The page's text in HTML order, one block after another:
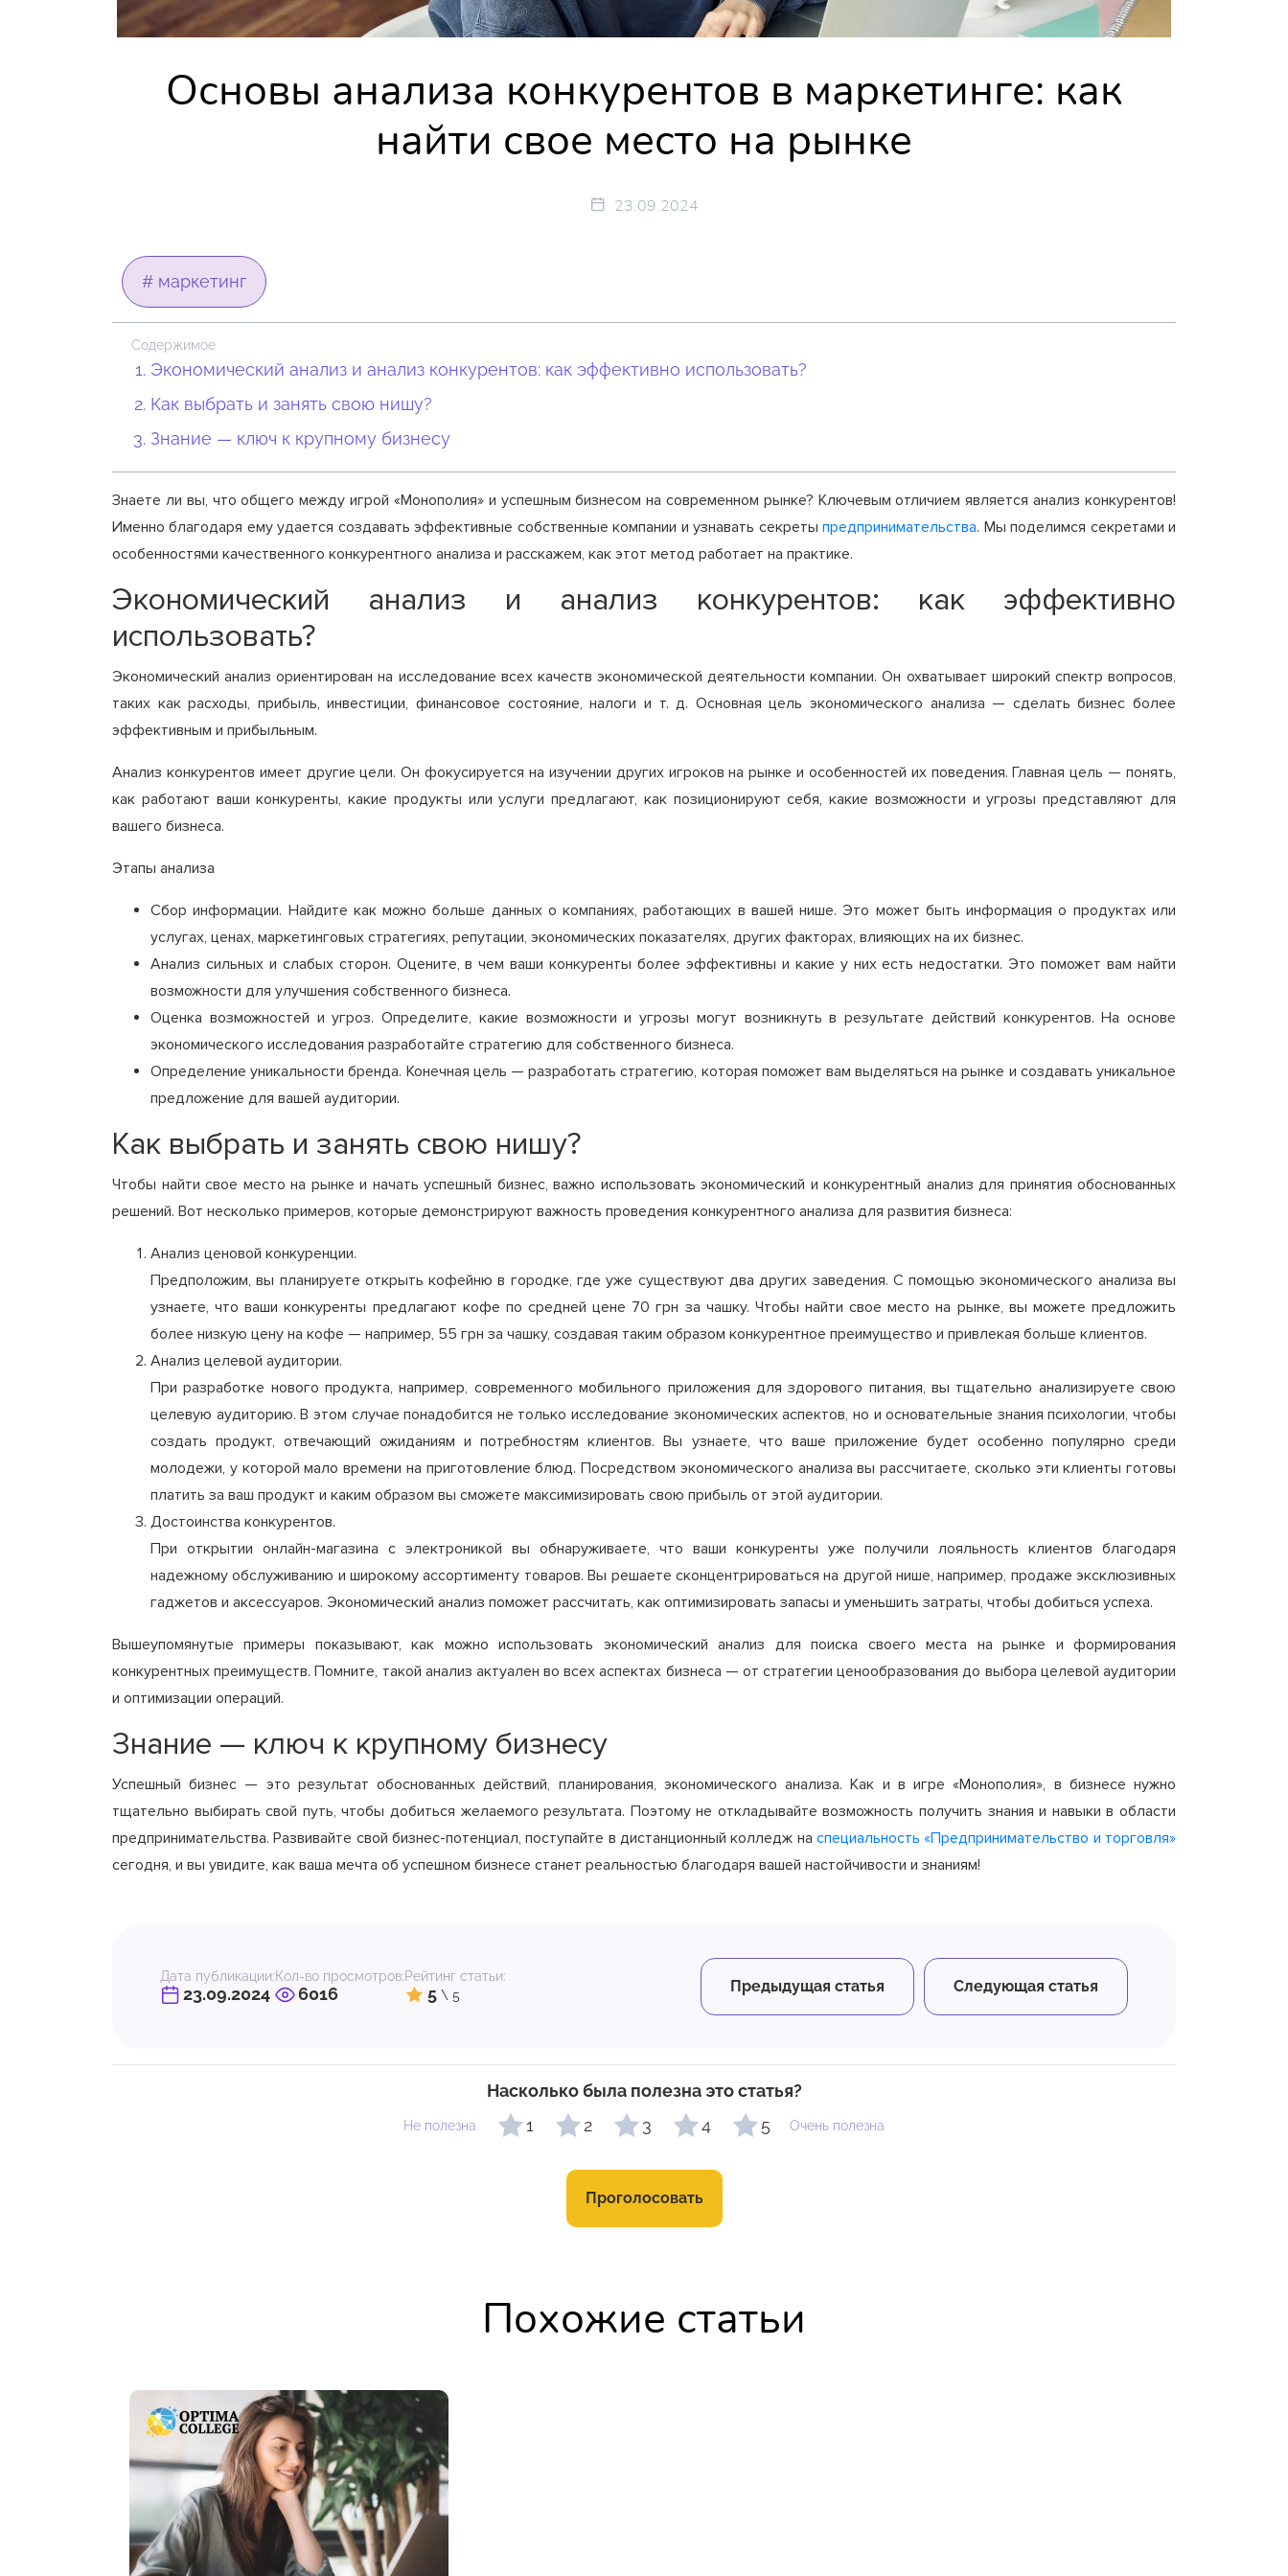
Основы анализа конкурентов в маркетинге: как
найти свое место на рынке
23.09.2024
# маркетинг
Содержимое
Экономический анализ и анализ конкурентов: как эффективно использовать?
Как выбрать и занять свою нишу?
Знание — ключ к крупному бизнесу
Знаете ли вы, что общего между игрой «Монополия» и успешным бизнесом на современном рынке? Ключевым отличием является анализ конкурентов!
Именно благодаря ему удается создавать эффективные собственные компании и узнавать секретыпредпринимательства. Мы поделимся секретами и
особенностями качественного конкурентного анализа и расскажем, как этот метод работает на практике.
Экономический анализ и анализ конкурентов: как эффективно
использовать?
Экономический анализ ориентирован на исследование всех качеств экономической деятельности компании. Он охватывает широкий спектр вопросов,
таких как расходы, прибыль, инвестиции, финансовое состояние, налоги и т. д. Основная цель экономического анализа — сделать бизнес более
эффективным и прибыльным.
Анализ конкурентов имеет другие цели. Он фокусируется на изучении других игроков на рынке и особенностей их поведения. Главная цель — понять,
как работают ваши конкуренты, какие продукты или услуги предлагают, как позиционируют себя, какие возможности и угрозы представляют для
вашего бизнеса.
Этапы анализа
Сбор информации. Найдите как можно больше данных о компаниях, работающих в вашей нише. Это может быть информация о продуктах или
услугах, ценах, маркетинговых стратегиях, репутации, экономических показателях, других факторах, влияющих на их бизнес.
Анализ сильных и слабых сторон. Оцените, в чем ваши конкуренты более эффективны и какие у них есть недостатки. Это поможет вам найти
возможности для улучшения собственного бизнеса.
Оценка возможностей и угроз. Определите, какие возможности и угрозы могут возникнуть в результате действий конкурентов. На основе
экономического исследования разработайте стратегию для собственного бизнеса.
Определение уникальности бренда. Конечная цель — разработать стратегию, которая поможет вам выделяться на рынке и создавать уникальное
предложение для вашей аудитории.
Как выбрать и занять свою нишу?
Чтобы найти свое место на рынке и начать успешный бизнес, важно использовать экономический и конкурентный анализ для принятия обоснованных
решений. Вот несколько примеров, которые демонстрируют важность проведения конкурентного анализа для развития бизнеса:
Анализ ценовой конкуренции.
Предположим, вы планируете открыть кофейню в городке, где уже существуют два других заведения. С помощью экономического анализа вы
узнаете, что ваши конкуренты предлагают кофе по средней цене 70 грн за чашку. Чтобы найти свое место на рынке, вы можете предложить
более низкую цену на кофе — например, 55 грн за чашку, создавая таким образом конкурентное преимущество и привлекая больше клиентов.
Анализ целевой аудитории.
При разработке нового продукта, например, современного мобильного приложения для здорового питания, вы тщательно анализируете свою
целевую аудиторию. В этом случае понадобится не только исследование экономических аспектов, но и основательные знания психологии, чтобы
создать продукт, отвечающий ожиданиям и потребностям клиентов. Вы узнаете, что ваше приложение будет особенно популярно среди
молодежи, у которой мало времени на приготовление блюд. Посредством экономического анализа вы рассчитаете, сколько эти клиенты готовы
платить за ваш продукт и каким образом вы сможете максимизировать свою прибыль от этой аудитории.
Достоинства конкурентов.
При открытии онлайн-магазина с электроникой вы обнаруживаете, что ваши конкуренты уже получили лояльность клиентов благодаря
надежному обслуживанию и широкому ассортименту товаров. Вы решаете сконцентрироваться на другой нише, например, продаже эксклюзивных
гаджетов и аксессуаров. Экономический анализ поможет рассчитать, как оптимизировать запасы и уменьшить затраты, чтобы добиться успеха.
Вышеупомянутые примеры показывают, как можно использовать экономический анализ для поиска своего места на рынке и формирования
конкурентных преимуществ. Помните, такой анализ актуален во всех аспектах бизнеса — от стратегии ценообразования до выбора целевой аудитории
и оптимизации операций.
Знание — ключ к крупному бизнесу
Успешный бизнес — это результат обоснованных действий, планирования, экономического анализа. Как и в игре «Монополия», в бизнесе нужно
тщательно выбирать свой путь, чтобы добиться желаемого результата. Поэтому не откладывайте возможность получить знания и навыки в области
предпринимательства. Развивайте свой бизнес-потенциал, поступайте в дистанционный колледж на специальность «Предпринимательство и торговля»
сегодня, и вы увидите, как ваша мечта об успешном бизнесе станет реальностью благодаря вашей настойчивости и знаниям!
Дата публикации:
23.09.2024
Кол-во просмотров:
6016
Рейтинг статьи:
5 \ 5 Предыдущая статья Следующая статья
Насколько была полезна это статья?
Не полезна 1 2 3 4 5 Очень полезна
Проголосовать
Похожие статьи